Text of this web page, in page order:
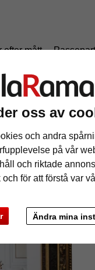
oss av
och andra
på vår
och riktade
för att förstå var
Ändra mina
efter mått